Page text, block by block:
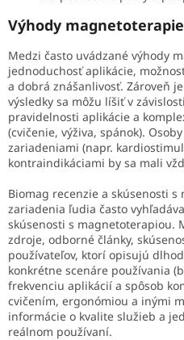
Výhody
Medzi často uvádzané výhody
jednoduchosť aplikácie,
a dobrá znášanlivosť. Zároveň
výsledky sa môžu líšiť v
pravidelnosti aplikácie a
(cvičenie, výživa, spánok).
zariadeniami (napr.
kontraindikáciami by sa mali
Biomag recenzie a skúsenosti
zariadenia ľudia často
skúsenosti s magnetoterapiou.
zdroje, odborné články,
používateľov, ktorí opisujú
konkrétne scenáre používania
frekvenciu aplikácií a spôsob
cvičením, ergonómiou a inými
informácie o kvalite služieb a
reálnom používaní.